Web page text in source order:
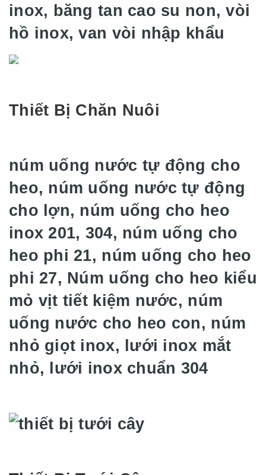
inox, băng tan cao su non, vòi
hồ inox, van vòi nhập khẩu
Thiết Bị Chăn Nuôi
núm uống nước tự động cho
heo, núm uống nước tự động
cho lợn, núm uống cho heo
inox 201, 304, núm uống cho
heo phi 21, núm uống cho heo
phi 27, Núm uống cho heo kiểu
mỏ vịt tiết kiệm nước, núm
uống nước cho heo con, núm
nhỏ giọt inox, lưới inox mắt
nhỏ, lưới inox chuẩn 304